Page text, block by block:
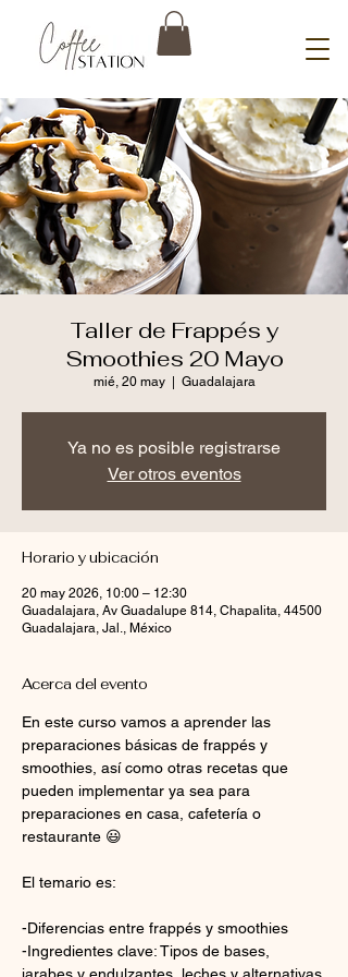
Taller de Frappés y
Smoothies 20 Mayo
mié, 20 may
  |
Guadalajara
Ya no es posible registrarse
Ver otros eventos
Horario y ubicación
20 may 2026, 10:00 – 12:30
Guadalajara, Av Guadalupe 814, Chapalita, 44500
Guadalajara, Jal., México
Acerca del evento
En este curso vamos a aprender las
preparaciones básicas de frappés y
smoothies, así como otras recetas que
pueden implementar ya sea para
preparaciones en casa, cafetería o
restaurante 😃
El temario es:
-Diferencias entre frappés y smoothies
-Ingredientes clave: Tipos de bases,